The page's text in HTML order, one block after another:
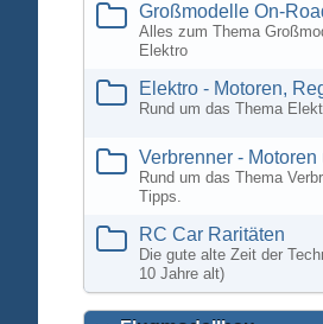
Großmodelle On-
Alles zum Thema
Elektro
Elektro - Motoren,
Rund um das Thema
Verbrenner -
Rund um das Thema
Tipps.
RC Car Raritäten
Die gute alte Zeit der
10 Jahre alt)